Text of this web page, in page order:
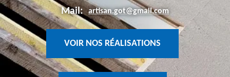
Mail: artisan.got@gmail.com
VOIR NOS RÉALISATIONS